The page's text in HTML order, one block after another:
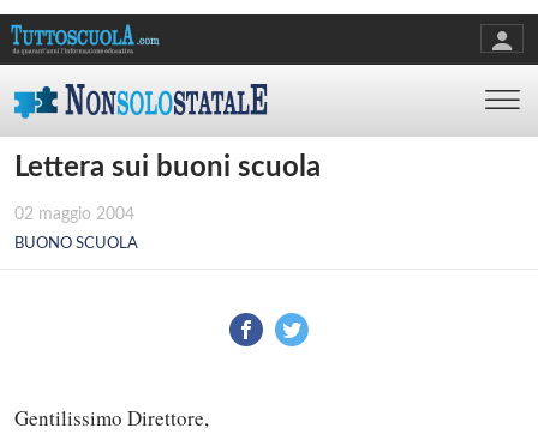
Lettera sui buoni scuola
02 maggio 2004
BUONO SCUOLA
Gentilissimo Direttore,